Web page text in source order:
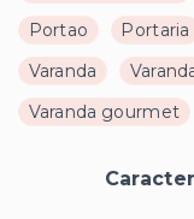
Portao
Portaria
Varanda
Varanda gourmet